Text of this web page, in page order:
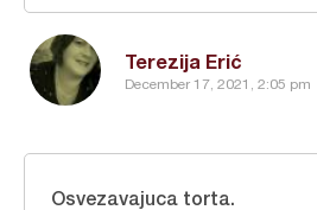
Terezija Erić
December 17, 2021, 2:05 pm
Osvezavajuca torta.